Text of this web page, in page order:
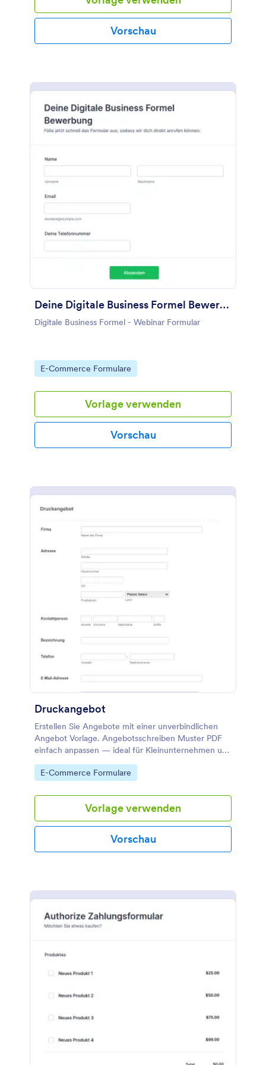
Verknüpfen Sie Ihr Formular doch mit einer
individuellen PDF-Vorlage! Indem Sie T-Shirt-
Bestellungen in herunterladbare und druckbare
vielleicht unbedruckt – aber mit unserem intuitiven
Ihrem leeren T-Shirt-Bestellformular ein individuelles
Design verleihen! Fügen Sie Ihr Firmenlogo hinzu,
ändern Sie Schriftarten und Textfarben oder laden
Ihren anderen Konten zu verwalten, stehen Ihnen
über 130 App-Integrationen zur Auswahl – darunter
Slack, monday.com, Google Drive, Salesforce CRM
Bestellformular mit einem Zahlungsanbieter wie
bezahlt werden. Nutzen Sie dieses kostenlose, leere
Shirts effizienter zu verkaufen.
Vorschau
Deine Digitale Business Formel Bewerbung
Digitale Business Formel - Webinar Formular
Go to Category:
E-Commerce Formulare
Vorlage verwenden
Vorschau
Druckangebot
Erstellen Sie Angebote mit einer unverbindlichen
Angebot Vorlage. Angebotsschreiben Muster PDF
einfach anpassen — ideal für Kleinunternehmen und
Online Druckereien.
Go to Category:
E-Commerce Formulare
Vorlage verwenden
Vorschau